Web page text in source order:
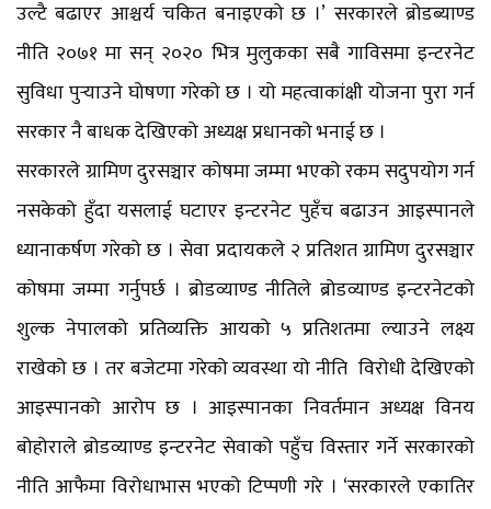
उल्टै बढाएर आश्चर्य चकित बनाइएको छ ।’ सरकारले ब्रोडब्याण्ड
नीति २०७१ मा सन् २०२० भित्र मुलुकका सबै गाविसमा इन्टरनेट
सुविधा पुर्‍याउने घोषणा गरेको छ । यो महत्वाकांक्षी योजना पुरा गर्न
सरकार नै बाधक देखिएको अध्यक्ष प्रधानको भनाई छ ।
सरकारले ग्रामिण दुरसञ्चार कोषमा जम्मा भएको रकम सदुपयोग गर्न
नसकेको हुँदा यसलाई घटाएर इन्टरनेट पुहँच बढाउन आइस्पानले
ध्यानाकर्षण गरेको छ । सेवा प्रदायकले २ प्रतिशत ग्रामिण दुरसञ्चार
कोषमा जम्मा गर्नुपर्छ । ब्रोडव्याण्ड नीतिले ब्रोडव्याण्ड इन्टरनेटको
शुल्क नेपालको प्रतिव्यक्ति आयको ५ प्रतिशतमा ल्याउने लक्ष्य
राखेको छ । तर बजेटमा गरेको व्यवस्था यो नीति विरोधी देखिएको
आइस्पानको आरोप छ । आइस्पानका निवर्तमान अध्यक्ष विनय
बोहोराले ब्रोडव्याण्ड इन्टरनेट सेवाको पहुँच विस्तार गर्ने सरकारको
नीति आफैमा विरोधाभास भएको टिप्पणी गरे । ‘सरकारले एकातिर